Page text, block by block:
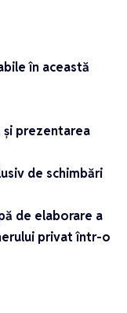
în această
și prezentarea
de schimbări
de elaborare a
privat într-o